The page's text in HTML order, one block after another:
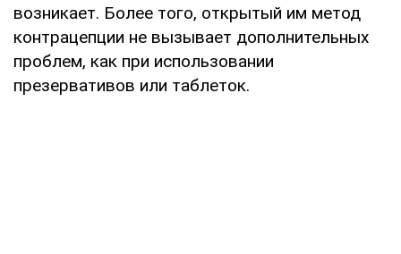
возникает. Более того, открытый им метод
контрацепции не вызывает дополнительных
проблем, как при использовании
презервативов или таблеток.